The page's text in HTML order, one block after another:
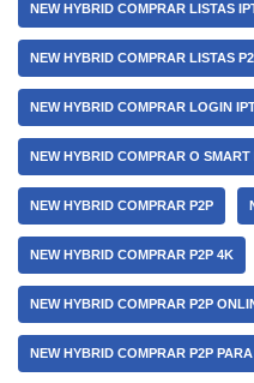
NEW HYBRID COMPRAR LISTAS
NEW HYBRID COMPRAR LISTAS
NEW HYBRID COMPRAR LOGIN
NEW HYBRID COMPRAR O SMART
NEW HYBRID COMPRAR P2P
NEW HYBRID COMPRAR P2P 4K
NEW HYBRID COMPRAR P2P
NEW HYBRID COMPRAR P2P